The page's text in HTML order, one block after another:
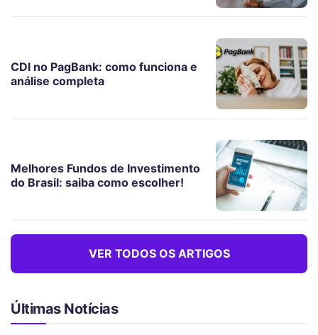
CDI no PagBank: como funciona e
análise completa
Melhores Fundos de Investimento
do Brasil: saiba como escolher!
VER TODOS OS ARTIGOS
Últimas Notícias